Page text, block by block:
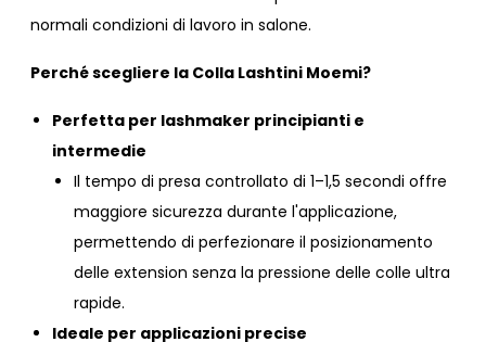
normali condizioni di lavoro in salone.
Perché scegliere la Colla Lashtini Moemi?
Perfetta per lashmaker principianti e
intermedie
Il tempo di presa controllato di 1–1,5 secondi offre
maggiore sicurezza durante l'applicazione,
permettendo di perfezionare il posizionamento
delle extension senza la pressione delle colle ultra
rapide.
Ideale per applicazioni precise